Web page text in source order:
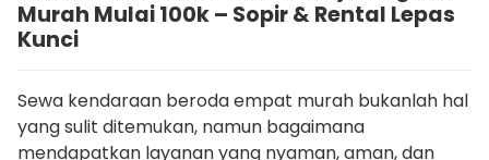
Murah Mulai 100k – Sopir & Rental Lepas
Kunci
Sewa kendaraan beroda empat murah bukanlah hal
yang sulit ditemukan, namun bagaimana
mendapatkan layanan yang nyaman, aman, dan